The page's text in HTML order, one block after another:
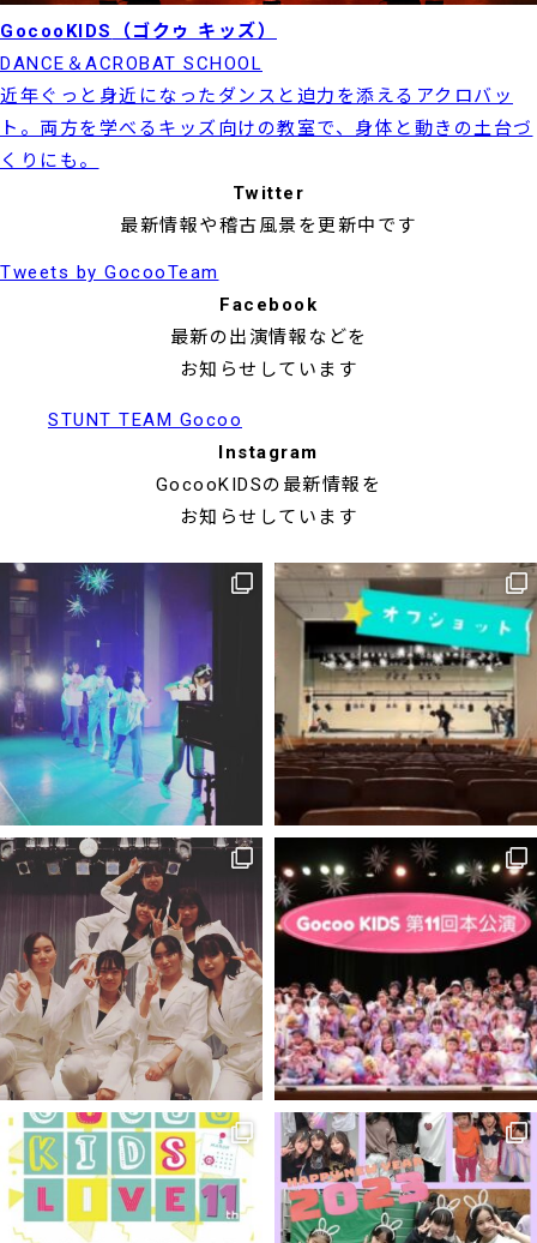
GocooKIDS
（ゴクゥ キッズ）
DANCE＆ACROBAT SCHOOL
近年ぐっと身近になったダンスと迫力を添えるアクロバッ
ト。両方を学べるキッズ向けの教室で、身体と動きの土台づ
くりにも。
Twitter
最新情報や稽古風景を更新中です
Tweets by GocooTeam
Facebook
最新の出演情報などを
お知らせしています
STUNT TEAM Gocoo
Instagram
GocooKIDSの最新情報を
お知らせしています